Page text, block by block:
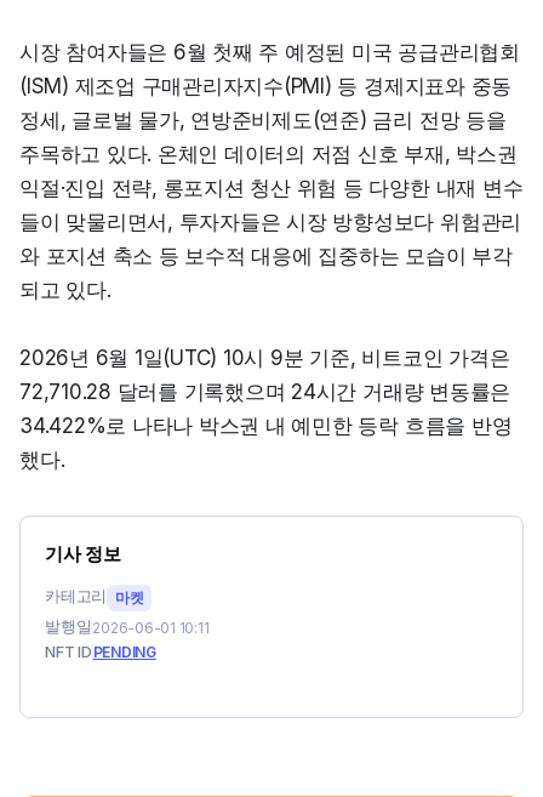
시장 참여자들은 6월 첫째 주 예정된 미국 공급관리협회
(ISM) 제조업 구매관리자지수(PMI) 등 경제지표와 중동
정세, 글로벌 물가, 연방준비제도(연준) 금리 전망 등을
주목하고 있다. 온체인 데이터의 저점 신호 부재, 박스권
익절·진입 전략, 롱포지션 청산 위험 등 다양한 내재 변수
들이 맞물리면서, 투자자들은 시장 방향성보다 위험관리
와 포지션 축소 등 보수적 대응에 집중하는 모습이 부각
되고 있다.
2026년 6월 1일(UTC) 10시 9분 기준, 비트코인 가격은
72,710.28 달러를 기록했으며 24시간 거래량 변동률은
34.422%로 나타나 박스권 내 예민한 등락 흐름을 반영
했다.
기사 정보
카테고리 마켓
발행일 2026-06-01 10:11
NFT ID PENDING